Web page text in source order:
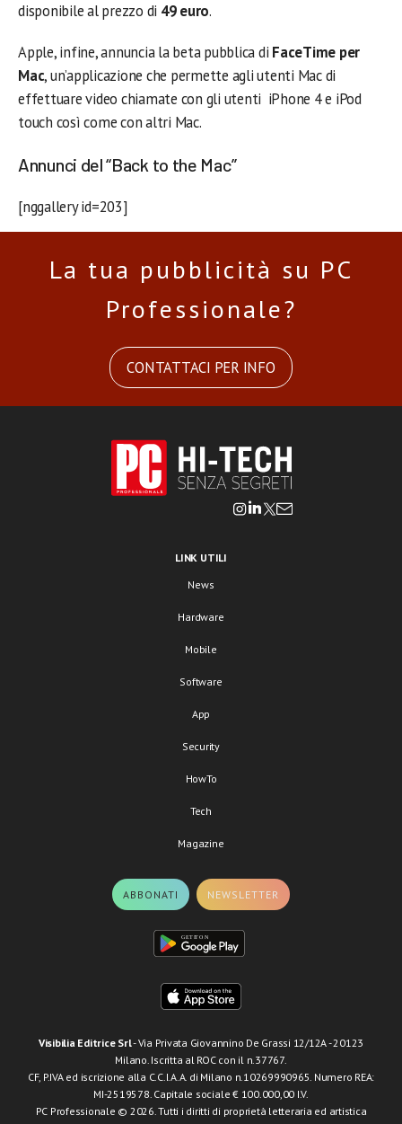
disponibile al prezzo di 49 euro.
Apple, infine, annuncia la beta pubblica di FaceTime per
Mac, un’applicazione che permette agli utenti Mac di
effettuare video chiamate con gli utenti iPhone 4 e iPod
touch così come con altri Mac.
Annunci del “Back to the Mac”
[nggallery id=203]
La tua pubblicità su PC
Professionale?
CONTATTACI PER INFO
LINK UTILI
News
Hardware
Mobile
Software
App
Security
HowTo
Tech
Magazine
ABBONATI NEWSLETTER
Visibilia Editrice Srl- Via Privata Giovannino De Grassi 12/12A - 20123
Milano. Iscritta al ROC con il n.37767.
CF, P.IVA ed iscrizione alla C.C.I.A.A. di Milano n.10269990965. Numero REA:
MI-2519578. Capitale sociale € 100.000,00 I.V.
PC Professionale © 2026. Tutti i diritti di proprietà letteraria ed artistica